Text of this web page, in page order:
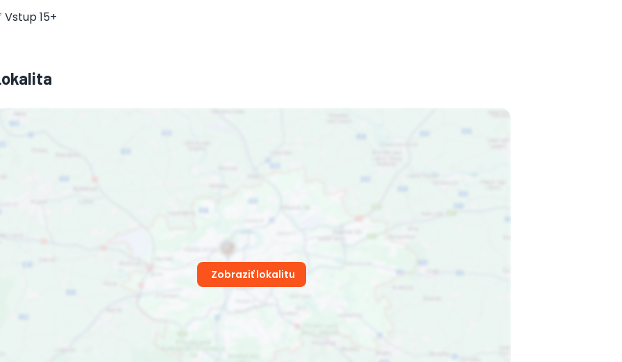
Vstup 15+
Zobraziť lokalitu